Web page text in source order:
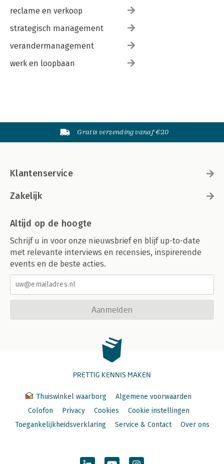
reclame en verkoop
strategisch management
verandermanagement
werk en loopbaan
Gratis verzending vanaf €20
Klantenservice
Zakelijk
Altijd op de hoogte
Schrijf u in voor onze nieuwsbrief en blijf up-to-date
met relevante interviews en recensies, inspirerende
events en de beste acties.
Aanmelden
PRETTIG KENNIS MAKEN
Thuiswinkel waarborg
Algemene voorwaarden
Colofon
Privacy Cookies
Cookie instellingen
Toegankelijkheidsverklaring
Service & Contact Over ons